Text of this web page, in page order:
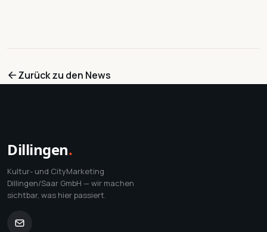
Zurück zu den News
Dillingen.
Kultur- und CityMarketing
Dillingen/Saar GmbH — wir machen
sichtbar, was hier passiert.